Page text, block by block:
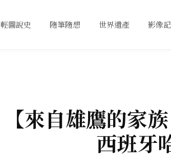
輕圖說史 隨筆隨想 世界遺產 影像
【來自雄鷹的家
西班牙